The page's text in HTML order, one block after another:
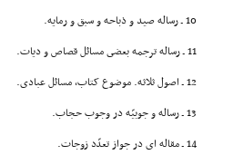
10 ـ رساله صید و ذباحه و سبق و رمایه.
11 ـ رساله ترجمه بعضى مسائل قصاص و دیات.
12 ـ اصول ثلاثه. موضوع کتاب، مسائل عبادى.
13 ـ رساله و جوبیّه در وجوب حجاب.
14 ـ مقاله اى در جواز تعدّد زوجات.